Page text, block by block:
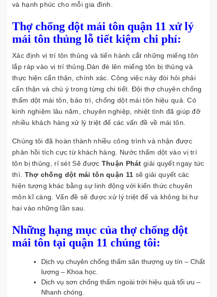
và hạnh phúc cho mỗi gia đình.
Thợ chống dột mái tôn quận 11 xử lý
mái tôn thủng lỗ tiết kiệm chi phí:
Xác định vị trí tôn thủng và tiến hành cắt những miếng tôn
lắp ráp vào vị trí thủng.Dán đè lên miếng tôn bị thủng và
thực hiện cẩn thận, chính xác. Công việc này đòi hỏi phải
cẩn thận và chú ý trong từng chi tiết. Đội thợ chuyên chống
thấm dột mái tôn, bảo trì, chống dột mái tôn hiệu quả. Có
kinh nghiệm lâu năm, chuyên nghiệp, nhiệt tình đã giúp đỡ
nhiều khách hàng xử lý triệt để các vấn đề về mái tôn.
Chúng tôi đã hoàn thành nhiều công trình và nhận được
phản hồi tích cực từ khách hàng. Nước thấm dột vào vị trí
tôn bị thủng, rỉ sét Sẽ được Thuận Phát giải quyết ngay tức
thì. Thợ chống dột mái tôn quận 11 sẽ giải quyết các
hiện tượng khác bằng sự linh động với kiến thức chuyên
môn kĩ càng. Vấn đề sẽ được xử lý triệt để và không bị hư
hại vào những lần sau.
Những hạng mục của thợ chống dột
mái tôn tại quận 11 chúng tôi:
Dịch vụ chuyên chống thấm sân thượng uy tín – Chất
lượng – Khoa học.
Dịch vụ sơn chống thấm ngoài trời hiệu quả tối ưu –
Nhanh chóng.